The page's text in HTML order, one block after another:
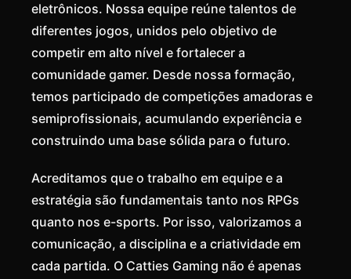
eletrônicos. Nossa equipe reúne talentos de
diferentes jogos, unidos pelo objetivo de
competir em alto nível e fortalecer a
comunidade gamer. Desde nossa formação,
temos participado de competições amadoras e
semiprofissionais, acumulando experiência e
construindo uma base sólida para o futuro.
Acreditamos que o trabalho em equipe e a
estratégia são fundamentais tanto nos RPGs
quanto nos e-sports. Por isso, valorizamos a
comunicação, a disciplina e a criatividade em
cada partida. O Catties Gaming não é apenas